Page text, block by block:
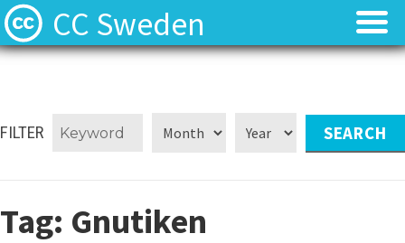
CC Sweden
Nyheter
Nyheter
FILTER
Tag: Gnutiken